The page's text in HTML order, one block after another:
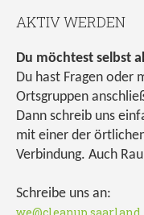
AKTIV WERDEN
Du möchtest selbst
Du hast Fragen oder
Ortsgruppen
Dann schreib uns
mit einer der
Verbindung. Auch
Schreibe uns an: